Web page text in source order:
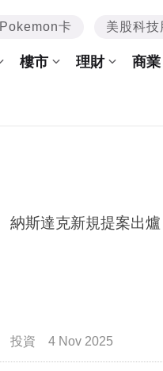
Pokemon卡 美股科技
樓市 理財 商業
納斯達克新規提案出
投資 4 Nov 2025